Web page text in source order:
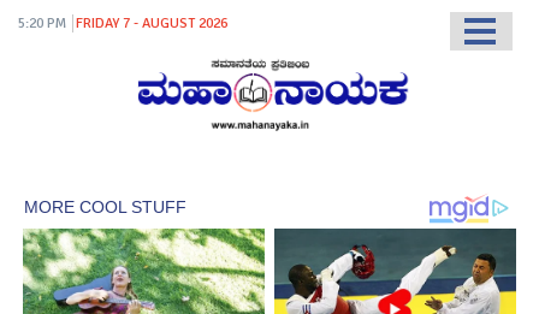
5:20 PM FRIDAY 7 - AUGUST 2026